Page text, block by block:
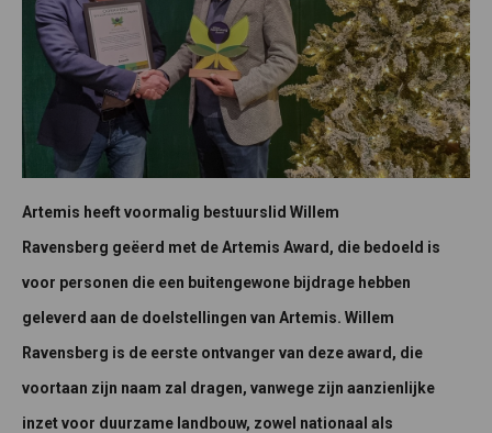
Artemis heeft voormalig bestuurslid Willem
Ravensberg geëerd met de Artemis Award, die bedoeld is
voor personen die een buitengewone bijdrage hebben
geleverd aan de doelstellingen van Artemis. Willem
Ravensberg is de eerste ontvanger van deze award, die
voortaan zijn naam zal dragen, vanwege zijn aanzienlijke
inzet voor duurzame landbouw, zowel nationaal als